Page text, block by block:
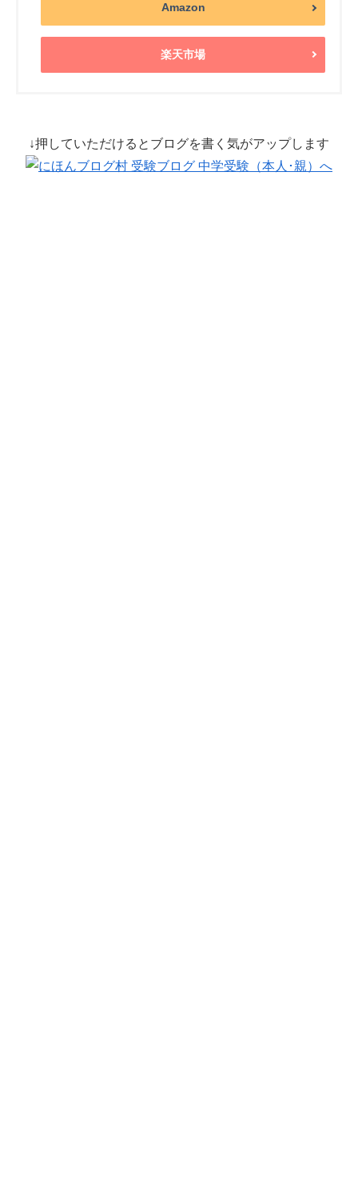
Amazon
楽天市場
↓押していただけるとブログを書く気がアップします